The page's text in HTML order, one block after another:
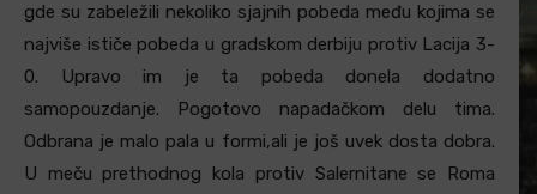
gde su zabeležili nekoliko sjajnih pobeda među kojima se
najviše ističe pobeda u gradskom derbiju protiv Lacija 3-
0. Upravo im je ta pobeda donela dodatno
samopouzdanje. Pogotovo napadačkom delu tima.
Odbrana je malo pala u formi,ali je još uvek dosta dobra.
U meču prethodnog kola protiv Salernitane se Roma